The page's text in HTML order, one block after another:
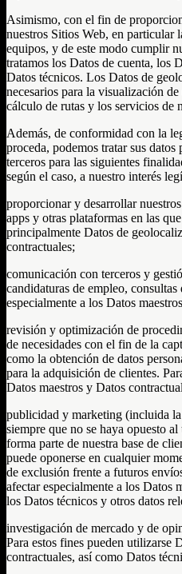
Asimismo, con el fin de
nuestros Sitios Web, en particular
equipos, y de este modo cumplir
tratamos los Datos de cuenta, los
Datos técnicos. Los Datos de
necesarios para la visualización
cálculo de rutas y los servicios de
Además, de conformidad con la
proceda, podemos tratar sus datos
terceros para las siguientes
según el caso, a nuestro interés
proporcionar y desarrollar
apps y otras plataformas en las
principalmente Datos de
contractuales;
comunicación con terceros y
candidaturas de empleo,
especialmente a los Datos
revisión y optimización de
de necesidades con el fin de la
como la obtención de datos
para la adquisición de clientes.
Datos maestros y Datos
publicidad y marketing (incluida
siempre que no se haya opuesto
forma parte de nuestra base de
puede oponerse en cualquier
de exclusión frente a futuros
afectar especialmente a los Datos
los Datos técnicos y otros datos
investigación de mercado y de
Para estos fines pueden utilizarse
contractuales, así como Datos